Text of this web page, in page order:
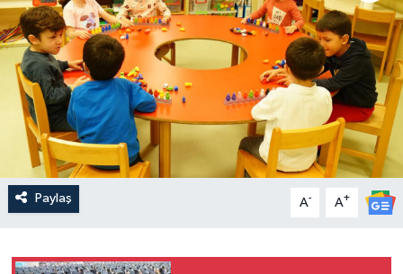
Paylaş A- A+